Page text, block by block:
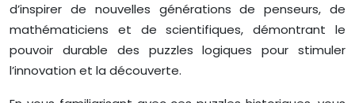
d’inspirer de nouvelles générations de penseurs, de
mathématiciens et de scientifiques, démontrant le
pouvoir durable des puzzles logiques pour stimuler
l’innovation et la découverte.